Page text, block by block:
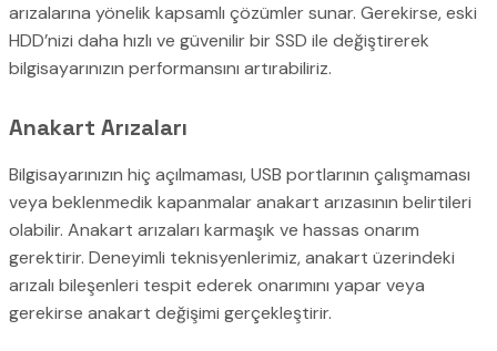
arızalarına yönelik kapsamlı çözümler sunar. Gerekirse, eski
HDD’nizi daha hızlı ve güvenilir bir SSD ile değiştirerek
bilgisayarınızın performansını artırabiliriz.
Anakart Arızaları
Bilgisayarınızın hiç açılmaması, USB portlarının çalışmaması
veya beklenmedik kapanmalar anakart arızasının belirtileri
olabilir. Anakart arızaları karmaşık ve hassas onarım
gerektirir. Deneyimli teknisyenlerimiz, anakart üzerindeki
arızalı bileşenleri tespit ederek onarımını yapar veya
gerekirse anakart değişimi gerçekleştirir.